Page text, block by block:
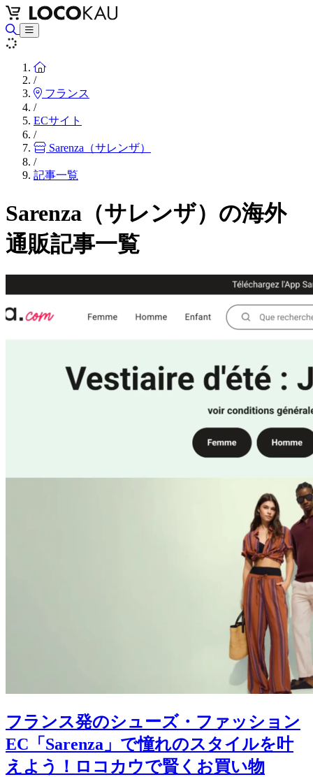
Home
/
フランス
/
ECサイト
/
Sarenza（サレンザ）
/
記事一覧
Sarenza（サレンザ）の海外
通販記事一覧
フランス発のシューズ・ファッション
EC「Sarenza」で憧れのスタイルを叶
えよう！ロコカウで賢くお買い物